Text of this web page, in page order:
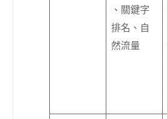
、關鍵字
排名、自
然流量